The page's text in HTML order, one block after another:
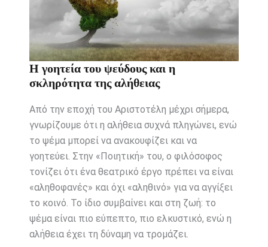
Η γοητεία του ψεύδους και η
σκληρότητα της αλήθειας
Από την εποχή του Αριστοτέλη μέχρι σήμερα,
γνωρίζουμε ότι η αλήθεια συχνά πληγώνει, ενώ
το ψέμα μπορεί να ανακουφίζει και να
γοητεύει. Στην «Ποιητική» του, ο φιλόσοφος
τονίζει ότι ένα θεατρικό έργο πρέπει να είναι
«αληθοφανές» και όχι «αληθινό» για να αγγίξει
το κοινό. Το ίδιο συμβαίνει και στη ζωή: το
ψέμα είναι πιο εύπεπτο, πιο ελκυστικό, ενώ η
αλήθεια έχει τη δύναμη να τρομάζει.